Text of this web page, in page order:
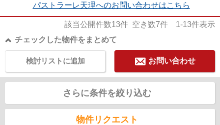
パストラーレ天理へのお問い合わせはこちら
該当公開件数13件 空き数7件 1-13件表示
チェックした物件をまとめて
お問い合わせ
検討リストに追加
さらに条件を絞り込む
物件リクエスト